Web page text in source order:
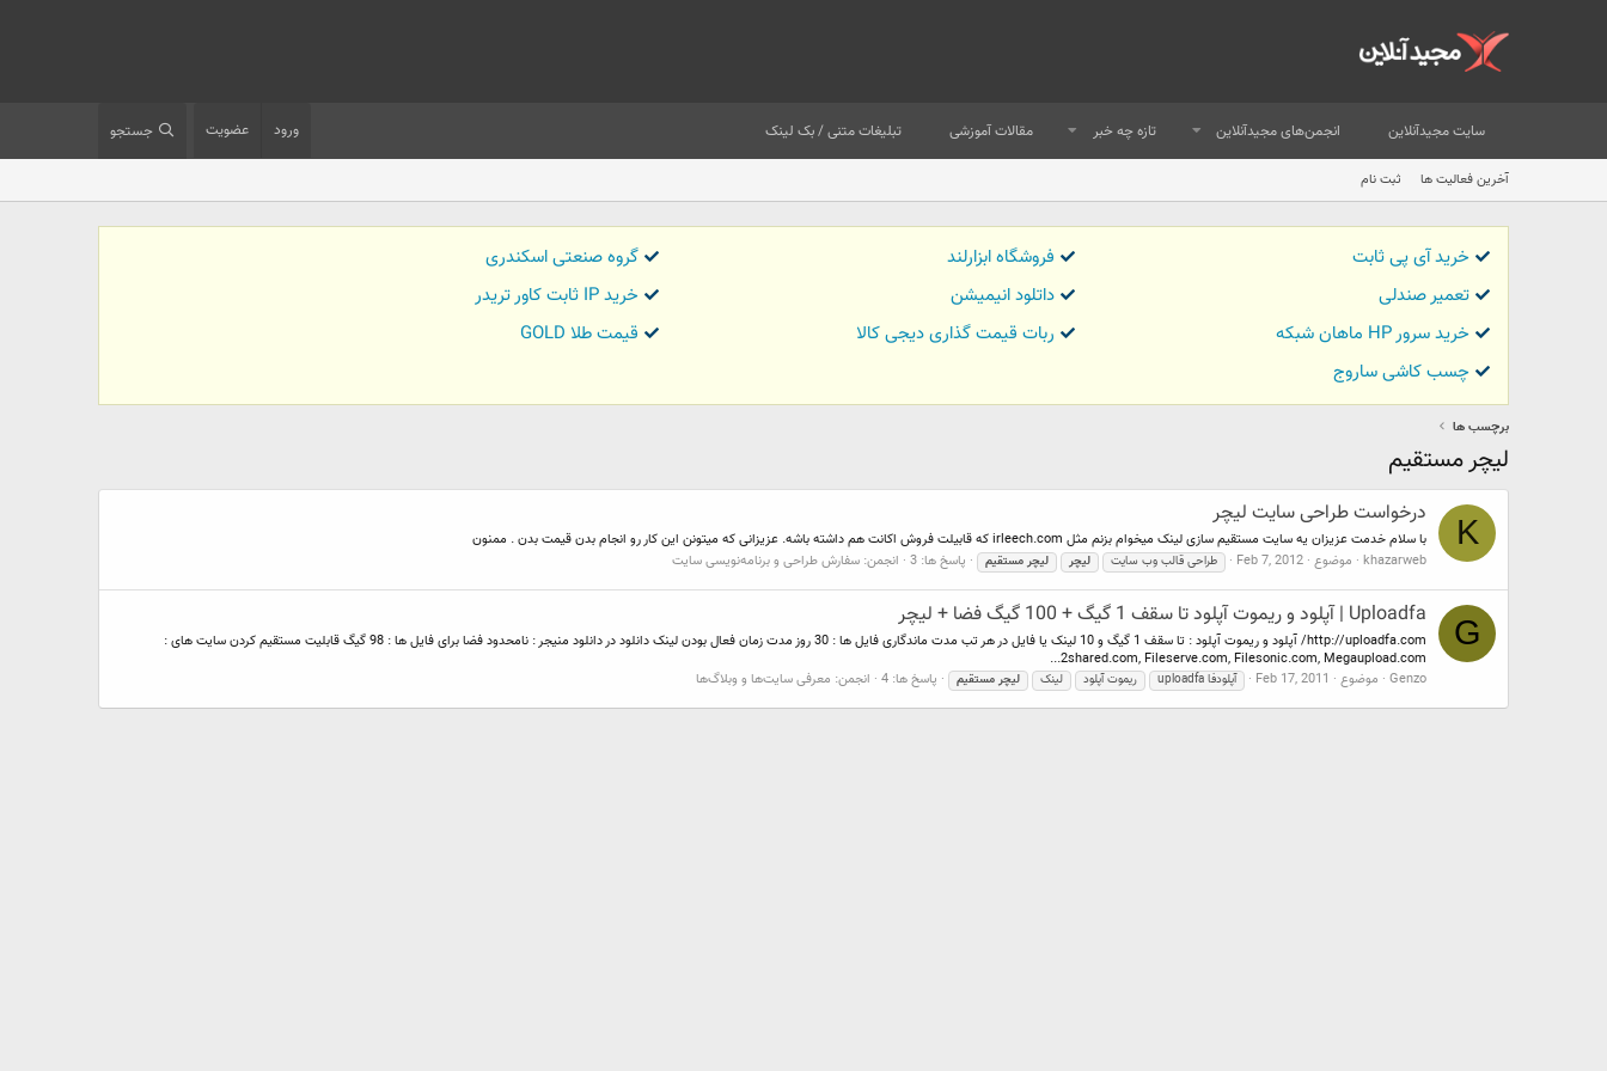
سایت مجیدآنلاین انجمن‌های مجیدآنلاین تازه چه خبر مقالات آموزشی تبلیغات متنی / بک لینک ورود عضویت جستجو
آخرین فعالیت ها ثبت نام
خرید آی پی ثابت فروشگاه ابزارلند
گروه صنعتی اسکندری
تعمیر صندلی
داتلود انیمیشن
خرید IP ثابت کاور تریدر
خرید سرور HP ماهان شبکه
ربات قیمت گذاری دیجی کالا
قیمت طلا GOLD
چسب کاشی ساروج
برچسب ها
لیچر مستقیم
K
درخواست طراحی سایت لیچر
با سلام خدمت عزیزان یه سایت مستقیم سازی لینک میخوام بزنم مثل irleech.com که قابیلت فروش اکانت هم داشته باشه. عزیزانی که میتونن این کار رو انجام بدن قیمت بدن . ممنون
khazarweb موضوع Feb 7, 2012 طراحی قالب وب سایت لیچر لیچر مستقیم پاسخ ها: 3 انجمن: سفارش طراحی و برنامه‌نویسی سایت
G Uploadfa | آپلود و ریموت آپلود تا سقف 1 گیگ + 100 گیگ فضا + لیچر
http://uploadfa.com/ آپلود و ریموت آپلود : تا سقف 1 گیگ و 10 لینک یا فایل در هر تب مدت ماندگاری فایل ها : 30 روز مدت زمان فعال بودن لینک دانلود در دانلود منیجر : نامحدود فضا برای فایل ها : 98 گیگ قابلیت مستقیم کردن سایت های :
2shared.com, Fileserve.com, Filesonic.com, Megaupload.com...
Genzo موضوع Feb 17, 2011 آپلودفا uploadfa ریموت آپلود لینک لیچر مستقیم پاسخ ها: 4 انجمن: معرفی سایت‌ها و وبلاگ‌ها